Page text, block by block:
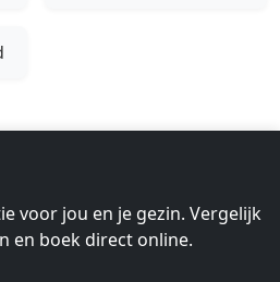
voor jou en je gezin. Vergelijk
en boek direct online.